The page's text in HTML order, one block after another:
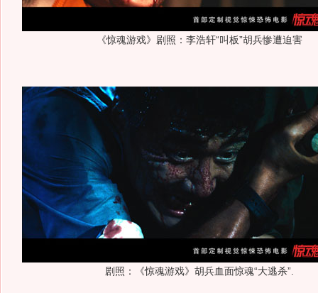
《惊魂游戏》剧照：李浩轩“叫板”胡兵惨遭迫害
剧照：《惊魂游戏》胡兵血面惊魂“大逃杀”.